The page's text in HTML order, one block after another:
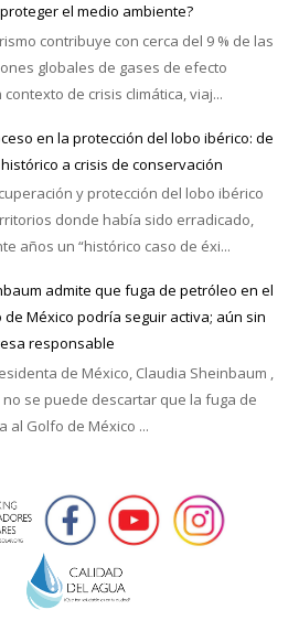
el medio ambiente?
contribuye con cerca del 9 % de las
globales de gases de efecto
de crisis climática, viaj...
en la protección del lobo ibérico: de
a crisis de conservación
y protección del lobo ibérico
donde había sido erradicado,
años un “histórico caso de éxi...
admite que fuga de petróleo en el
de México podría seguir activa; aún sin
responsable
de México, Claudia Sheinbaum ,
se puede descartar que la fuga de
al Golfo de México ...